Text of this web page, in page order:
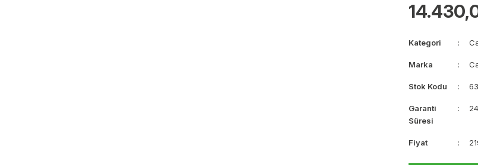
Kategori
Marka
Stok Kodu
Garanti
Süresi
Fiyat